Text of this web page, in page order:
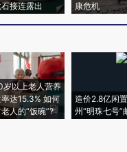
接连露出
康危机
岁以上老人营养
达15.3% 如何
人的“饭碗”?
造价2.8亿闲
州“明珠七号”